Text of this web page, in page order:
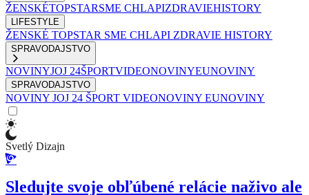
ŽENSKÉTOPSTARSME CHLAPIZDRAVIEHISTORY
LIFESTYLE
ŽENSKÉ TOPSTAR SME CHLAPI ZDRAVIE HISTORY
SPRAVODAJSTVO
NOVINYJOJ 24ŠPORTVIDEONOVINYEUNOVINY
SPRAVODAJSTVO
NOVINY JOJ 24 ŠPORT VIDEONOVINY EUNOVINY
Svetlý Dizajn
Sledujte svoje obľúbené relácie naživo ale